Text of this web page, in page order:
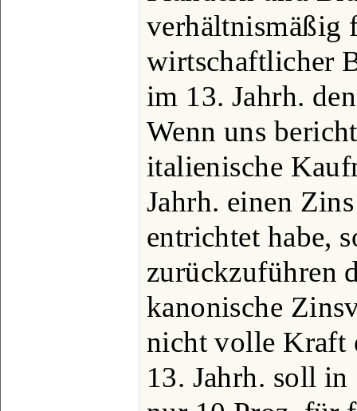
verhältnismäßig
wirtschaftlicher
im 13. Jahrh.
Wenn uns
italienische
Jahrh. einen
entrichtet habe,
zurückzuführen
kanonische
nicht volle Kraft
13. Jahrh. soll